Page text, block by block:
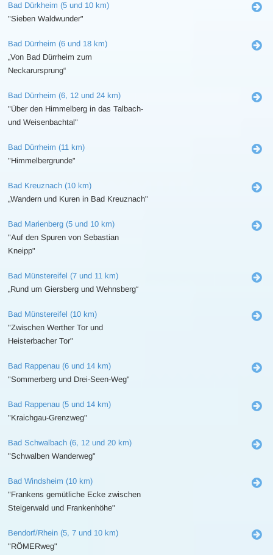
Bad Dürkheim (5 und 10 km)
"Sieben Waldwunder"
Bad Dürrheim (6 und 18 km)
„Von Bad Dürrheim zum
Neckarursprung“
Bad Dürrheim (6, 12 und 24 km)
"Über den Himmelberg in das Talbach-
und Weisenbachtal"
Bad Dürrheim (11 km)
"Himmelbergrunde"
Bad Kreuznach (10 km)
„Wandern und Kuren in Bad Kreuznach"
Bad Marienberg (5 und 10 km)
"Auf den Spuren von Sebastian
Kneipp"
Bad Münstereifel (7 und 11 km)
„Rund um Giersberg und Wehnsberg“
Bad Münstereifel (10 km)
"Zwischen Werther Tor und
Heisterbacher Tor"
Bad Rappenau (6 und 14 km)
"Sommerberg und Drei-Seen-Weg"
Bad Rappenau (5 und 14 km)
"Kraichgau-Grenzweg"
Bad Schwalbach (6, 12 und 20 km)
"Schwalben Wanderweg"
Bad Windsheim (10 km)
"Frankens gemütliche Ecke zwischen
Steigerwald und Frankenhöhe"
Bendorf/Rhein (5, 7 und 10 km)
"RÖMERweg"